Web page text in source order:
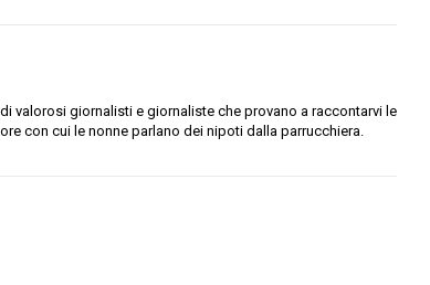
valorosi giornalisti e giornaliste che provano a raccontarvi le
con cui le nonne parlano dei nipoti dalla parrucchiera.